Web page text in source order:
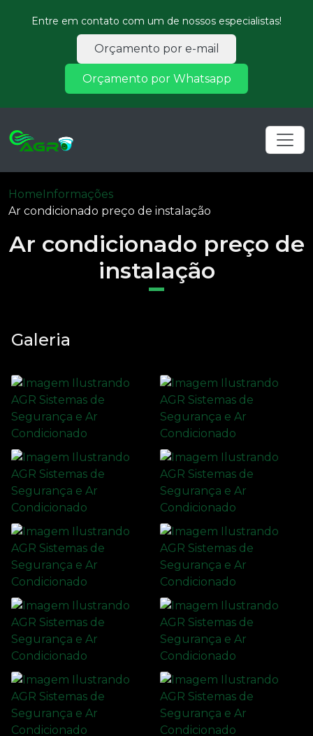
Entre em contato com um de nossos especialistas!
Orçamento por e-mail
Orçamento por Whatsapp
HomeInformações
Ar condicionado preço de instalação
Ar condicionado preço de
instalação
Galeria